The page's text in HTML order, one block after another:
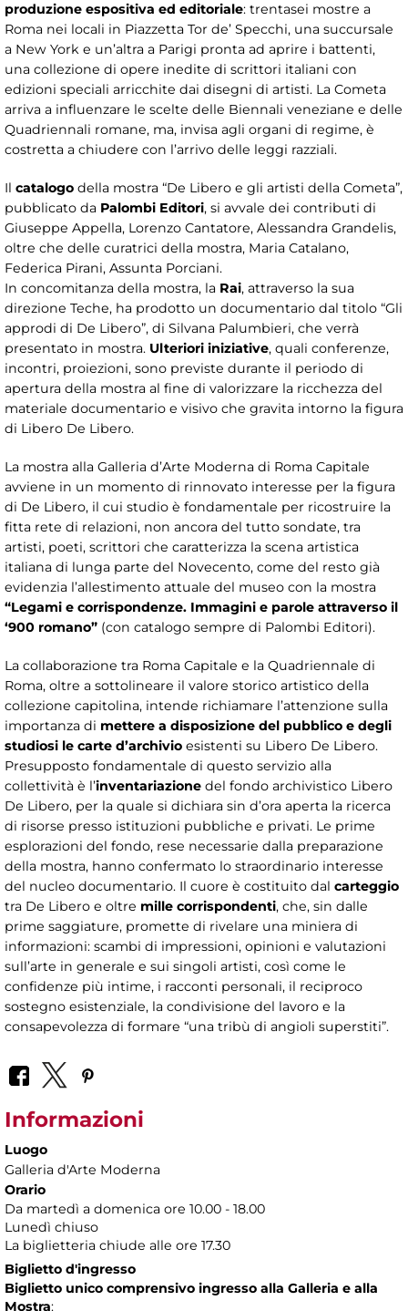
produzione espositiva ed editoriale: trentasei mostre a
Roma nei locali in Piazzetta Tor de’ Specchi, una succursale
a New York e un’altra a Parigi pronta ad aprire i battenti,
una collezione di opere inedite di scrittori italiani con
edizioni speciali arricchite dai disegni di artisti. La Cometa
arriva a influenzare le scelte delle Biennali veneziane e delle
Quadriennali romane, ma, invisa agli organi di regime, è
costretta a chiudere con l’arrivo delle leggi razziali.
Il catalogo della mostra “De Libero e gli artisti della Cometa”,
pubblicato da Palombi Editori, si avvale dei contributi di
Giuseppe Appella, Lorenzo Cantatore, Alessandra Grandelis,
oltre che delle curatrici della mostra, Maria Catalano,
Federica Pirani, Assunta Porciani.
In concomitanza della mostra, la Rai, attraverso la sua
direzione Teche, ha prodotto un documentario dal titolo “Gli
approdi di De Libero”, di Silvana Palumbieri, che verrà
presentato in mostra. Ulteriori iniziative, quali conferenze,
incontri, proiezioni, sono previste durante il periodo di
apertura della mostra al fine di valorizzare la ricchezza del
materiale documentario e visivo che gravita intorno la figura
di Libero De Libero.
La mostra alla Galleria d’Arte Moderna di Roma Capitale
avviene in un momento di rinnovato interesse per la figura
di De Libero, il cui studio è fondamentale per ricostruire la
fitta rete di relazioni, non ancora del tutto sondate, tra
artisti, poeti, scrittori che caratterizza la scena artistica
italiana di lunga parte del Novecento, come del resto già
evidenzia l’allestimento attuale del museo con la mostra
“Legami e corrispondenze. Immagini e parole attraverso il
‘900 romano” (con catalogo sempre di Palombi Editori).
La collaborazione tra Roma Capitale e la Quadriennale di
Roma, oltre a sottolineare il valore storico artistico della
collezione capitolina, intende richiamare l’attenzione sulla
importanza di mettere a disposizione del pubblico e degli
studiosi le carte d’archivio esistenti su Libero De Libero.
Presupposto fondamentale di questo servizio alla
collettività è l’inventariazione del fondo archivistico Libero
De Libero, per la quale si dichiara sin d’ora aperta la ricerca
di risorse presso istituzioni pubbliche e privati. Le prime
esplorazioni del fondo, rese necessarie dalla preparazione
della mostra, hanno confermato lo straordinario interesse
del nucleo documentario. Il cuore è costituito dal carteggio
tra De Libero e oltre mille corrispondenti, che, sin dalle
prime saggiature, promette di rivelare una miniera di
informazioni: scambi di impressioni, opinioni e valutazioni
sull’arte in generale e sui singoli artisti, così come le
confidenze più intime, i racconti personali, il reciproco
sostegno esistenziale, la condivisione del lavoro e la
consapevolezza di formare “una tribù di angioli superstiti”.
Informazioni
Luogo
Galleria d'Arte Moderna
Orario
Da martedì a domenica ore 10.00 - 18.00
Lunedì chiuso
La biglietteria chiude alle ore 17.30
Biglietto d'ingresso
Biglietto unico comprensivo ingresso alla Galleria e alla
Mostra: